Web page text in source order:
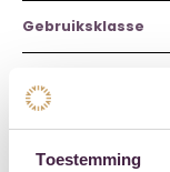
Toestemming
Gebruiksklasse
vloerverwarmi